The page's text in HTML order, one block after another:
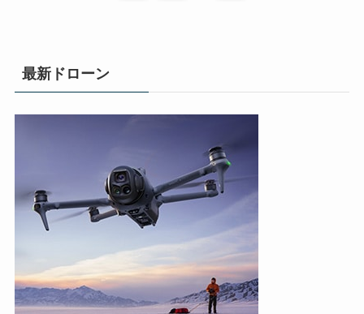
最新ドローン